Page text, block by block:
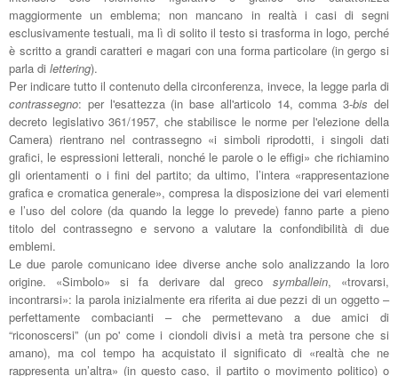
maggiormente un emblema; non mancano in realtà i casi di segni
esclusivamente testuali, ma lì di solito il testo si trasforma in logo, perché
è scritto a grandi caratteri e magari con una forma particolare (in gergo si
parla di lettering).
Per indicare tutto il contenuto della circonferenza, invece, la legge parla di
contrassegno: per l'esattezza (in base all'articolo 14, comma 3-bis del
decreto legislativo 361/1957, che stabilisce le norme per l'elezione della
Camera) rientrano nel contrassegno «i simboli riprodotti, i singoli dati
grafici, le espressioni letterali, nonché le parole o le effigi» che richiamino
gli orientamenti o i fini del partito; da ultimo, l’intera «rappresentazione
grafica e cromatica generale», compresa la disposizione dei vari elementi
e l’uso del colore (da quando la legge lo prevede) fanno parte a pieno
titolo del contrassegno e servono a valutare la confondibilità di due
emblemi.
Le due parole comunicano idee diverse anche solo analizzando la loro
origine. «Simbolo» si fa derivare dal greco symballein, «trovarsi,
incontrarsi»: la parola inizialmente era riferita ai due pezzi di un oggetto –
perfettamente combacianti – che permettevano a due amici di
“riconoscersi” (un po' come i ciondoli divisi a metà tra persone che si
amano), ma col tempo ha acquistato il significato di «realtà che ne
rappresenta un’altra» (in questo caso, il partito o movimento politico) o